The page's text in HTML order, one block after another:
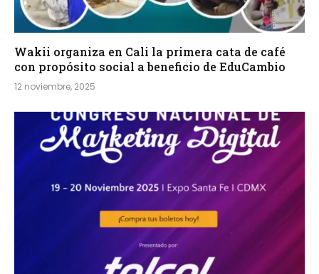
Wakii organiza en Cali la primera cata de café
con propósito social a beneficio de EduCambio
12 noviembre, 2025